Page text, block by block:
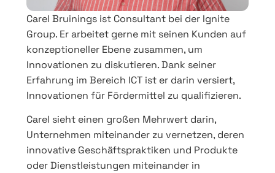
Carel Bruinings ist Consultant bei der Ignite
Group. Er arbeitet gerne mit seinen Kunden auf
konzeptioneller Ebene zusammen, um
Innovationen zu diskutieren. Dank seiner
Erfahrung im Bereich ICT ist er darin versiert,
Innovationen für Fördermittel zu qualifizieren.
Carel sieht einen großen Mehrwert darin,
Unternehmen miteinander zu vernetzen, deren
innovative Geschäftspraktiken und Produkte
oder Dienstleistungen miteinander in